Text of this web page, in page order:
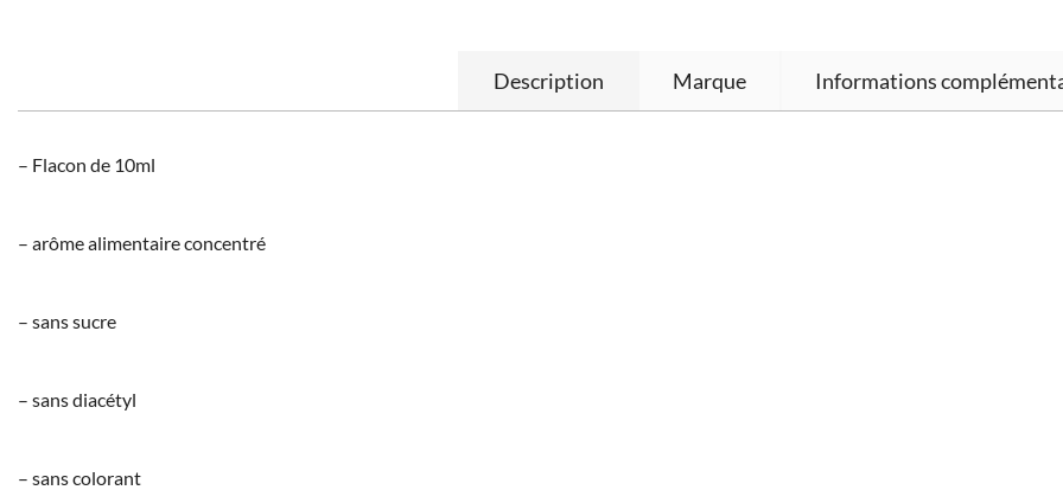
Description Marque Informations
– Flacon de 10ml
– arôme alimentaire concentré
– sans sucre
– sans diacétyl
– sans colorant